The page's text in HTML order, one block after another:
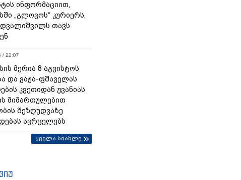
ინფორმაციით,
„გლოვოს“ კურიერს,
თავს
/ 22:07
მერია 8 აგვისტოს
და ვაჟა-ფშაველას
კვეთიდან ჟვანიას
მიმართულებით
შეზღუდვაზე
ავრცელებს
ყველა სიახლე